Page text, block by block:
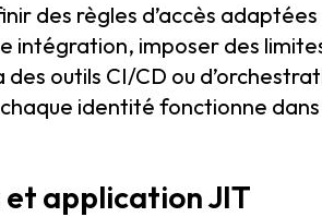
des règles d’accès adaptées
intégration, imposer des
outils CI/CD ou
chaque identité fonctionne
et application JIT